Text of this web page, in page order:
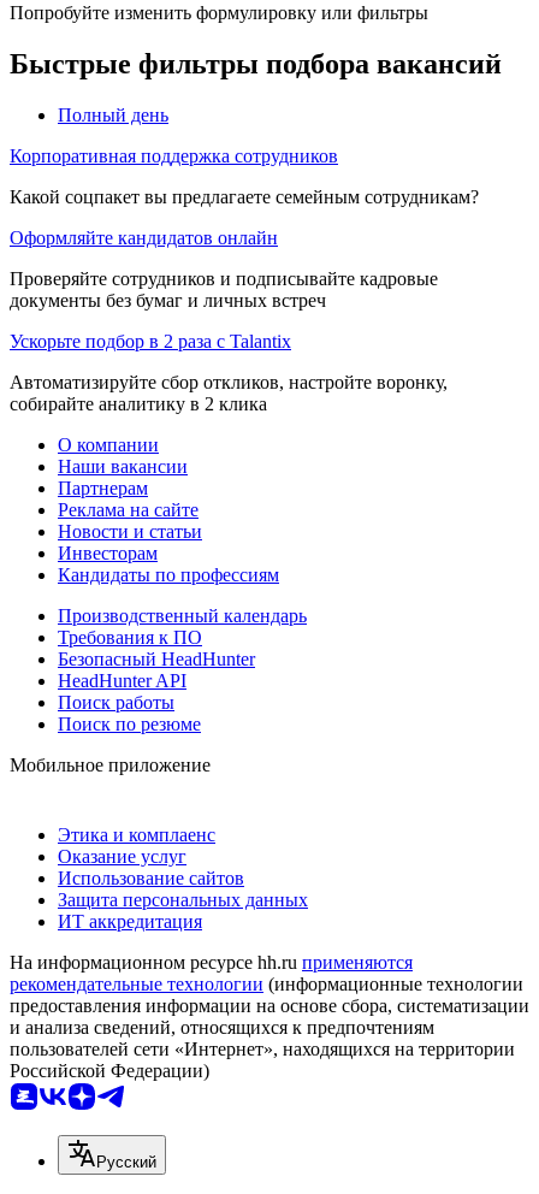
Попробуйте изменить формулировку или фильтры
Быстрые фильтры подбора вакансий
Полный день
Корпоративная поддержка сотрудников
Какой соцпакет вы предлагаете семейным сотрудникам?
Оформляйте кандидатов онлайн
Проверяйте сотрудников и подписывайте кадровые
документы без бумаг и личных встреч
Ускорьте подбор в 2 раза с Talantix
Автоматизируйте сбор откликов, настройте воронку,
собирайте аналитику в 2 клика
О компании
Наши вакансии
Партнерам
Реклама на сайте
Новости и статьи
Инвесторам
Кандидаты по профессиям
Производственный календарь
Требования к ПО
Безопасный HeadHunter
HeadHunter API
Поиск работы
Поиск по резюме
Мобильное приложение
Этика и комплаенс
Оказание услуг
Использование сайтов
Защита персональных данных
ИТ аккредитация
На информационном ресурсе hh.ru применяются
рекомендательные технологии (информационные технологии
предоставления информации на основе сбора, систематизации
и анализа сведений, относящихся к предпочтениям
пользователей сети «Интернет», находящихся на территории
Российской Федерации)
Русский